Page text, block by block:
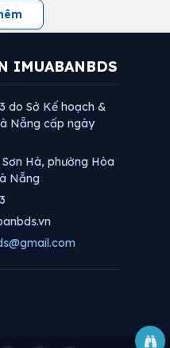
IMUABANBDS
do Sở Kế hoạch &
Nẵng cấp ngày
Hà, phường Hòa
Nẵng